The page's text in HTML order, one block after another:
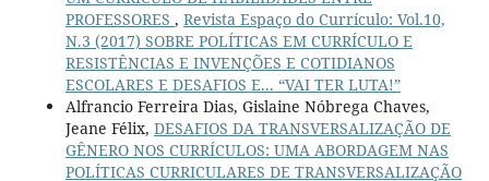
PROFESSORES , Revista Espaço do Currículo: Vol.10,
N.3 (2017) SOBRE POLÍTICAS EM CURRÍCULO E
RESISTÊNCIAS E INVENÇÕES E COTIDIANOS
ESCOLARES E DESAFIOS E... “VAI TER LUTA!”
Alfrancio Ferreira Dias, Gislaine Nóbrega Chaves,
Jeane Félix, DESAFIOS DA TRANSVERSALIZAÇÃO DE
GÊNERO NOS CURRÍCULOS: UMA ABORDAGEM NAS
POLÍTICAS CURRICULARES DE TRANSVERSALIZAÇÃO